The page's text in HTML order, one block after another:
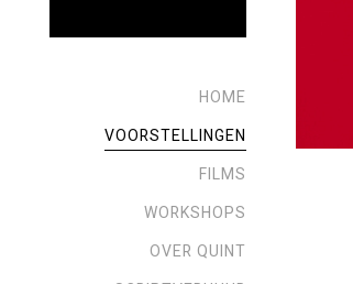
HOME
VOORSTELLINGEN
FILMS
WORKSHOPS
OVER QUINT